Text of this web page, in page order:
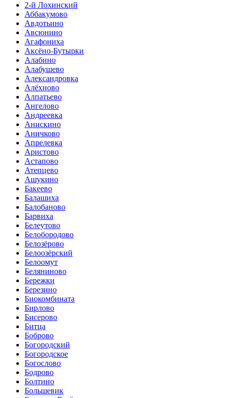
2-й Лохинский
Аббакумово
Авдотьино
Авсюнино
Агафониха
Аксёно-Бутырки
Алабино
Алабушево
Александровка
Алёхново
Алпатьево
Ангелово
Андреевка
Анискино
Аничково
Апрелевка
Аристово
Астапово
Атепцево
Ашукино
Бакеево
Балашиха
Балобаново
Барвиха
Белеутово
Белобородово
Белозёрово
Белоозёрский
Белоомут
Беляниново
Бережки
Березино
Биокомбината
Бирлово
Бисерово
Битца
Боброво
Богородский
Богородское
Богослово
Бодрово
Болтино
Большевик